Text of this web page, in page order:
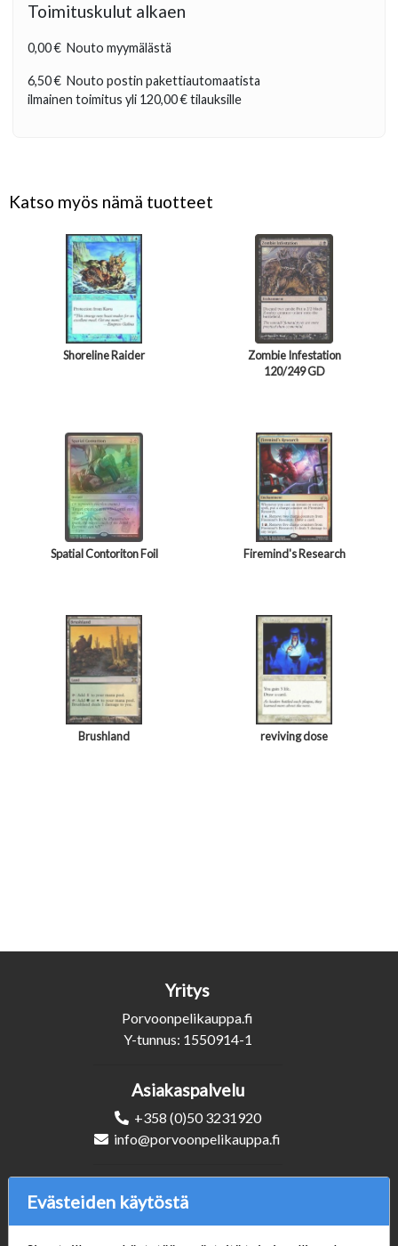
Toimituskulut alkaen
0,00 € Nouto myymälästä
6,50 € Nouto postin pakettiautomaatista
ilmainen toimitus yli 120,00 €tilauksille
Katso myös nämä tuotteet
Shoreline Raider
Zombie Infestation
120/249 GD
Spatial Contoriton Foil Firemind's Research
Brushland reviving dose
Yritys
Porvoonpelikauppa.fi
Y-tunnus: 1550914-1
Asiakaspalvelu
+358 (0)50 3231920
info@porvoonpelikauppa.fi
Evästeiden käytöstä